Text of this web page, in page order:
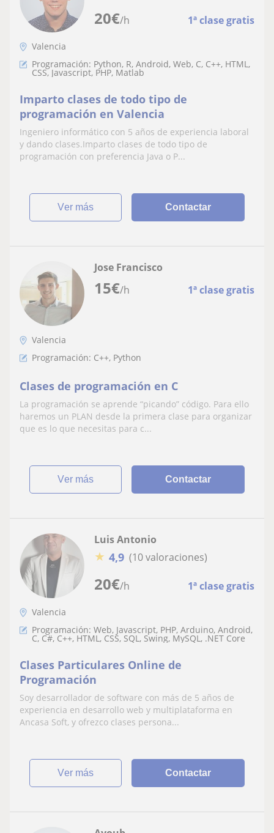
20€/h 1ª clase gratis
Valencia
Programación: Python, R, Android, Web, C, C++, HTML,
CSS, Javascript, PHP, Matlab
Imparto clases de todo tipo de
programación en Valencia
Ingeniero informático con 5 años de experiencia laboral
y dando clases.Imparto clases de todo tipo de
programación con preferencia Java o P...
ver más Contactar
15€/h 1ª clase gratis
Jose Francisco
Valencia
Programación: C++, Python
Clases de programación en C
La programación se aprende “picando” código. Para ello
haremos un PLAN desde la primera clase para organizar
que es lo que necesitas para c...
ver más Contactar
20€/h 1ª clase gratis
Luis Antonio
★ 4,9 (10 valoraciones)
Valencia
Programación: Web, Javascript, PHP, Arduino, Android,
C, C#, C++, HTML, CSS, SQL, Swing, MySQL, .NET Core
Clases Particulares Online de
Programación
Soy desarrollador de software con más de 5 años de
experiencia en desarrollo web y multiplataforma en
Ancasa Soft, y ofrezco clases persona...
ver más Contactar